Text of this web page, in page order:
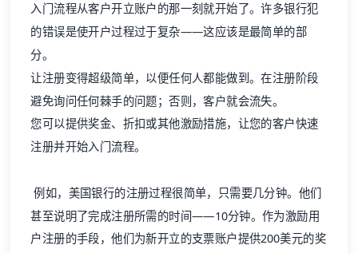
入门流程从客户开立账户的那一刻就开始了。许多银行犯
的错误是使开户过程过于复杂——这应该是最简单的部
分。
让注册变得超级简单，以便任何人都能做到。在注册阶段
避免询问任何棘手的问题；否则，客户就会流失。
您可以提供奖金、折扣或其他激励措施，让您的客户快速
注册并开始入门流程。
例如，美国银行的注册过程很简单，只需要几分钟。他们
甚至说明了完成注册所需的时间——10分钟。作为激励用
户注册的手段，他们为新开立的支票账户提供200美元的奖